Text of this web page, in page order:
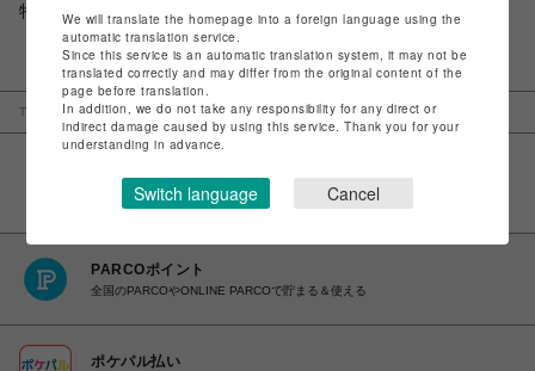
特定商取引法など法令に基づく表記は
こちら
TOP 福岡PARCO 貴和製作所 福岡PARCO
PARCOポイント
全国のPARCOやONLINE PARCOで貯まる＆使える
ポケパル払い
We will translate the homepage into a foreign language using the
automatic translation service.
Since this service is an automatic translation system, it may not be
translated correctly and may differ from the original content of the
page before translation.
In addition, we do not take any responsibility for any direct or
indirect damage caused by using this service. Thank you for your
understanding in advance.
Switch language Cancel